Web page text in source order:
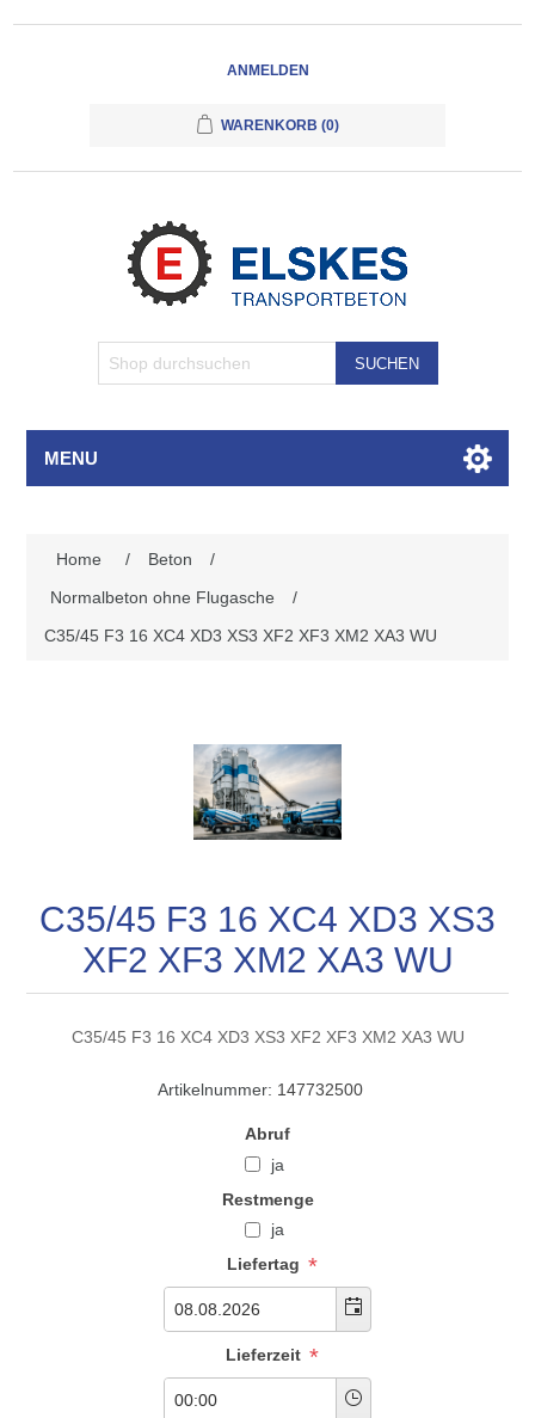
ANMELDEN
WARENKORB (0)
SUCHEN
MENU
Home / Beton
/
Normalbeton ohne Flugasche
/
C35/45 F3 16 XC4 XD3 XS3 XF2 XF3 XM2 XA3 WU
C35/45 F3 16 XC4 XD3 XS3
XF2 XF3 XM2 XA3 WU
C35/45 F3 16 XC4 XD3 XS3 XF2 XF3 XM2 XA3 WU
Artikelnummer: 147732500
Abruf
ja
Restmenge
ja
Liefertag *
Lieferzeit *